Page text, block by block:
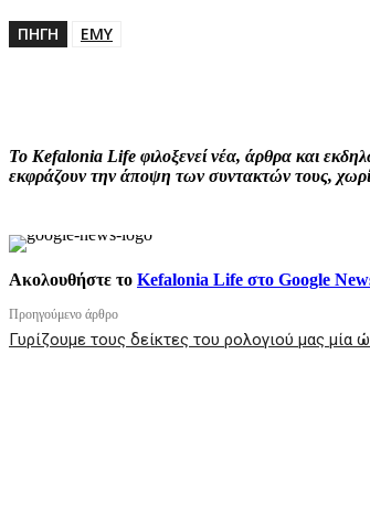
ΠΗΓΗ ΕΜΥ
Το Kefalonia Life φιλοξενεί νέα, άρθρα και
εκφράζουν την άποψη των συντακτών τους,
Ακολουθήστε το Kefalonia Life στο Google
Προηγούμενο άρθρο
Γυρίζουμε τους δείκτες του ρολογιού μας μία